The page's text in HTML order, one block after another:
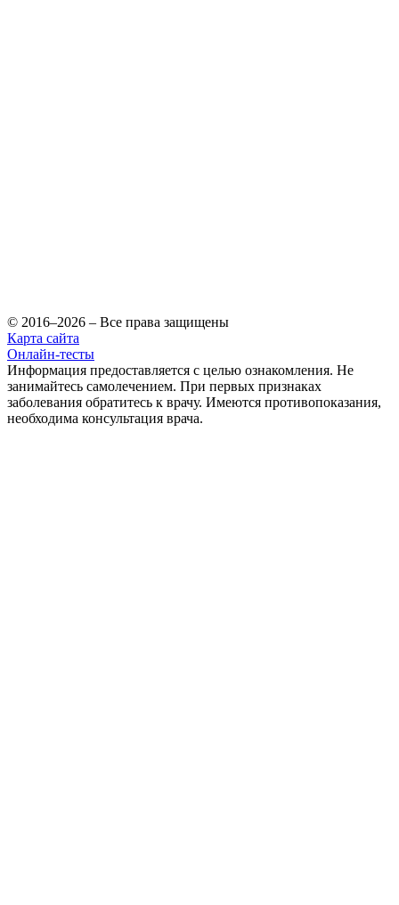
© 2016–2026 – Все права защищены
Карта сайта
Онлайн-тесты
Информация предоставляется с целью ознакомления. Не
занимайтесь самолечением. При первых признаках
заболевания обратитесь к врачу. Имеются противопоказания,
необходима консультация врача.